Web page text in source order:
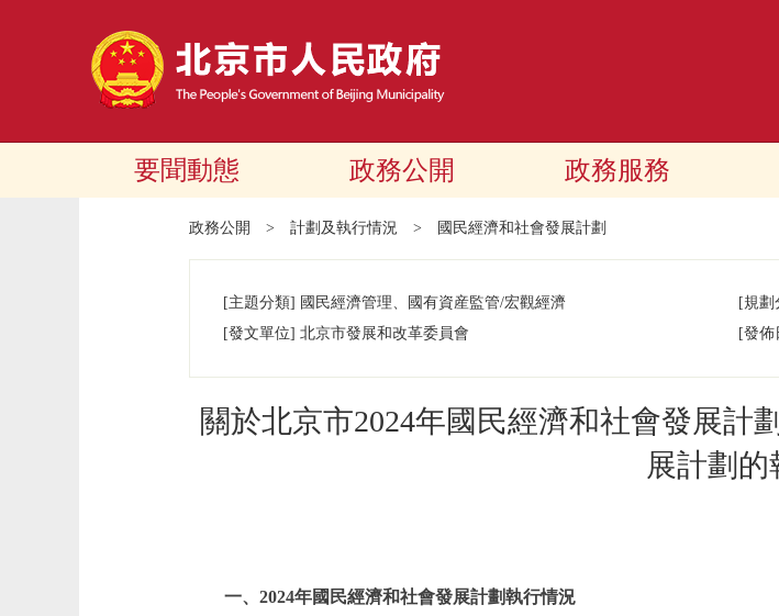
要聞動態 政務公開 政務服務
政務公開 > 計劃及執行情況 > 國民經濟和社會發展計劃
[主題分類] 國民經濟管理、國有資産監管/宏觀經濟 [規劃
[發文單位] 北京市發展和改革委員會 [發佈
關於北京市2024年國民經濟和社會發展計
展計劃的
一、2024年國民經濟和社會發展計劃執行情況